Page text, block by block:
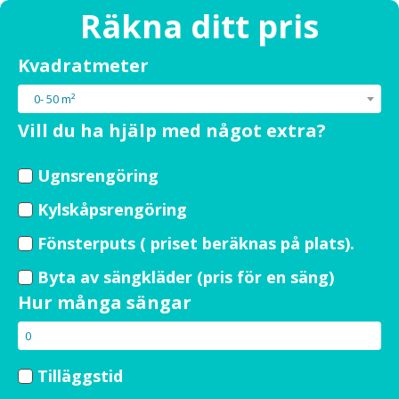
Räkna ditt pris
Kvadratmeter
0- 50 m²
Ugnsrengöring
Byta av sängkläder (pris för en säng)
Fönsterputs ( priset beräknas på plats).
Kylskåpsrengöring
Vill du ha hjälp med något extra?
Hur många sängar
Tilläggstid
Personnummer
Förnamn
Efternamn
Gatuadress
Postnummer